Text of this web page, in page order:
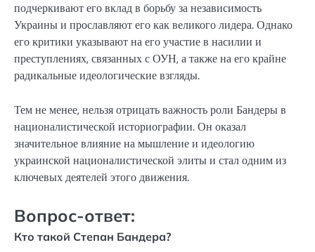
подчеркивают его вклад в борьбу за независимость
Украины и прославляют его как великого лидера. Однако
его критики указывают на его участие в насилии и
преступлениях, связанных с ОУН, а также на его крайне
радикальные идеологические взгляды.
Тем не менее, нельзя отрицать важность роли Бандеры в
националистической историографии. Он оказал
значительное влияние на мышление и идеологию
украинской националистической элиты и стал одним из
ключевых деятелей этого движения.
Вопрос-ответ:
Кто такой Степан Бандера?